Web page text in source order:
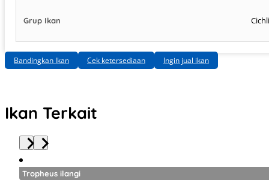
Grup Ikan
Bandingkan Ikan Cek ketersediaan Ingin jual ikan
Ikan Terkait
Tropheus ilangi